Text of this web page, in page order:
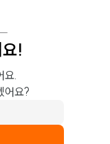
!
요.
어요?